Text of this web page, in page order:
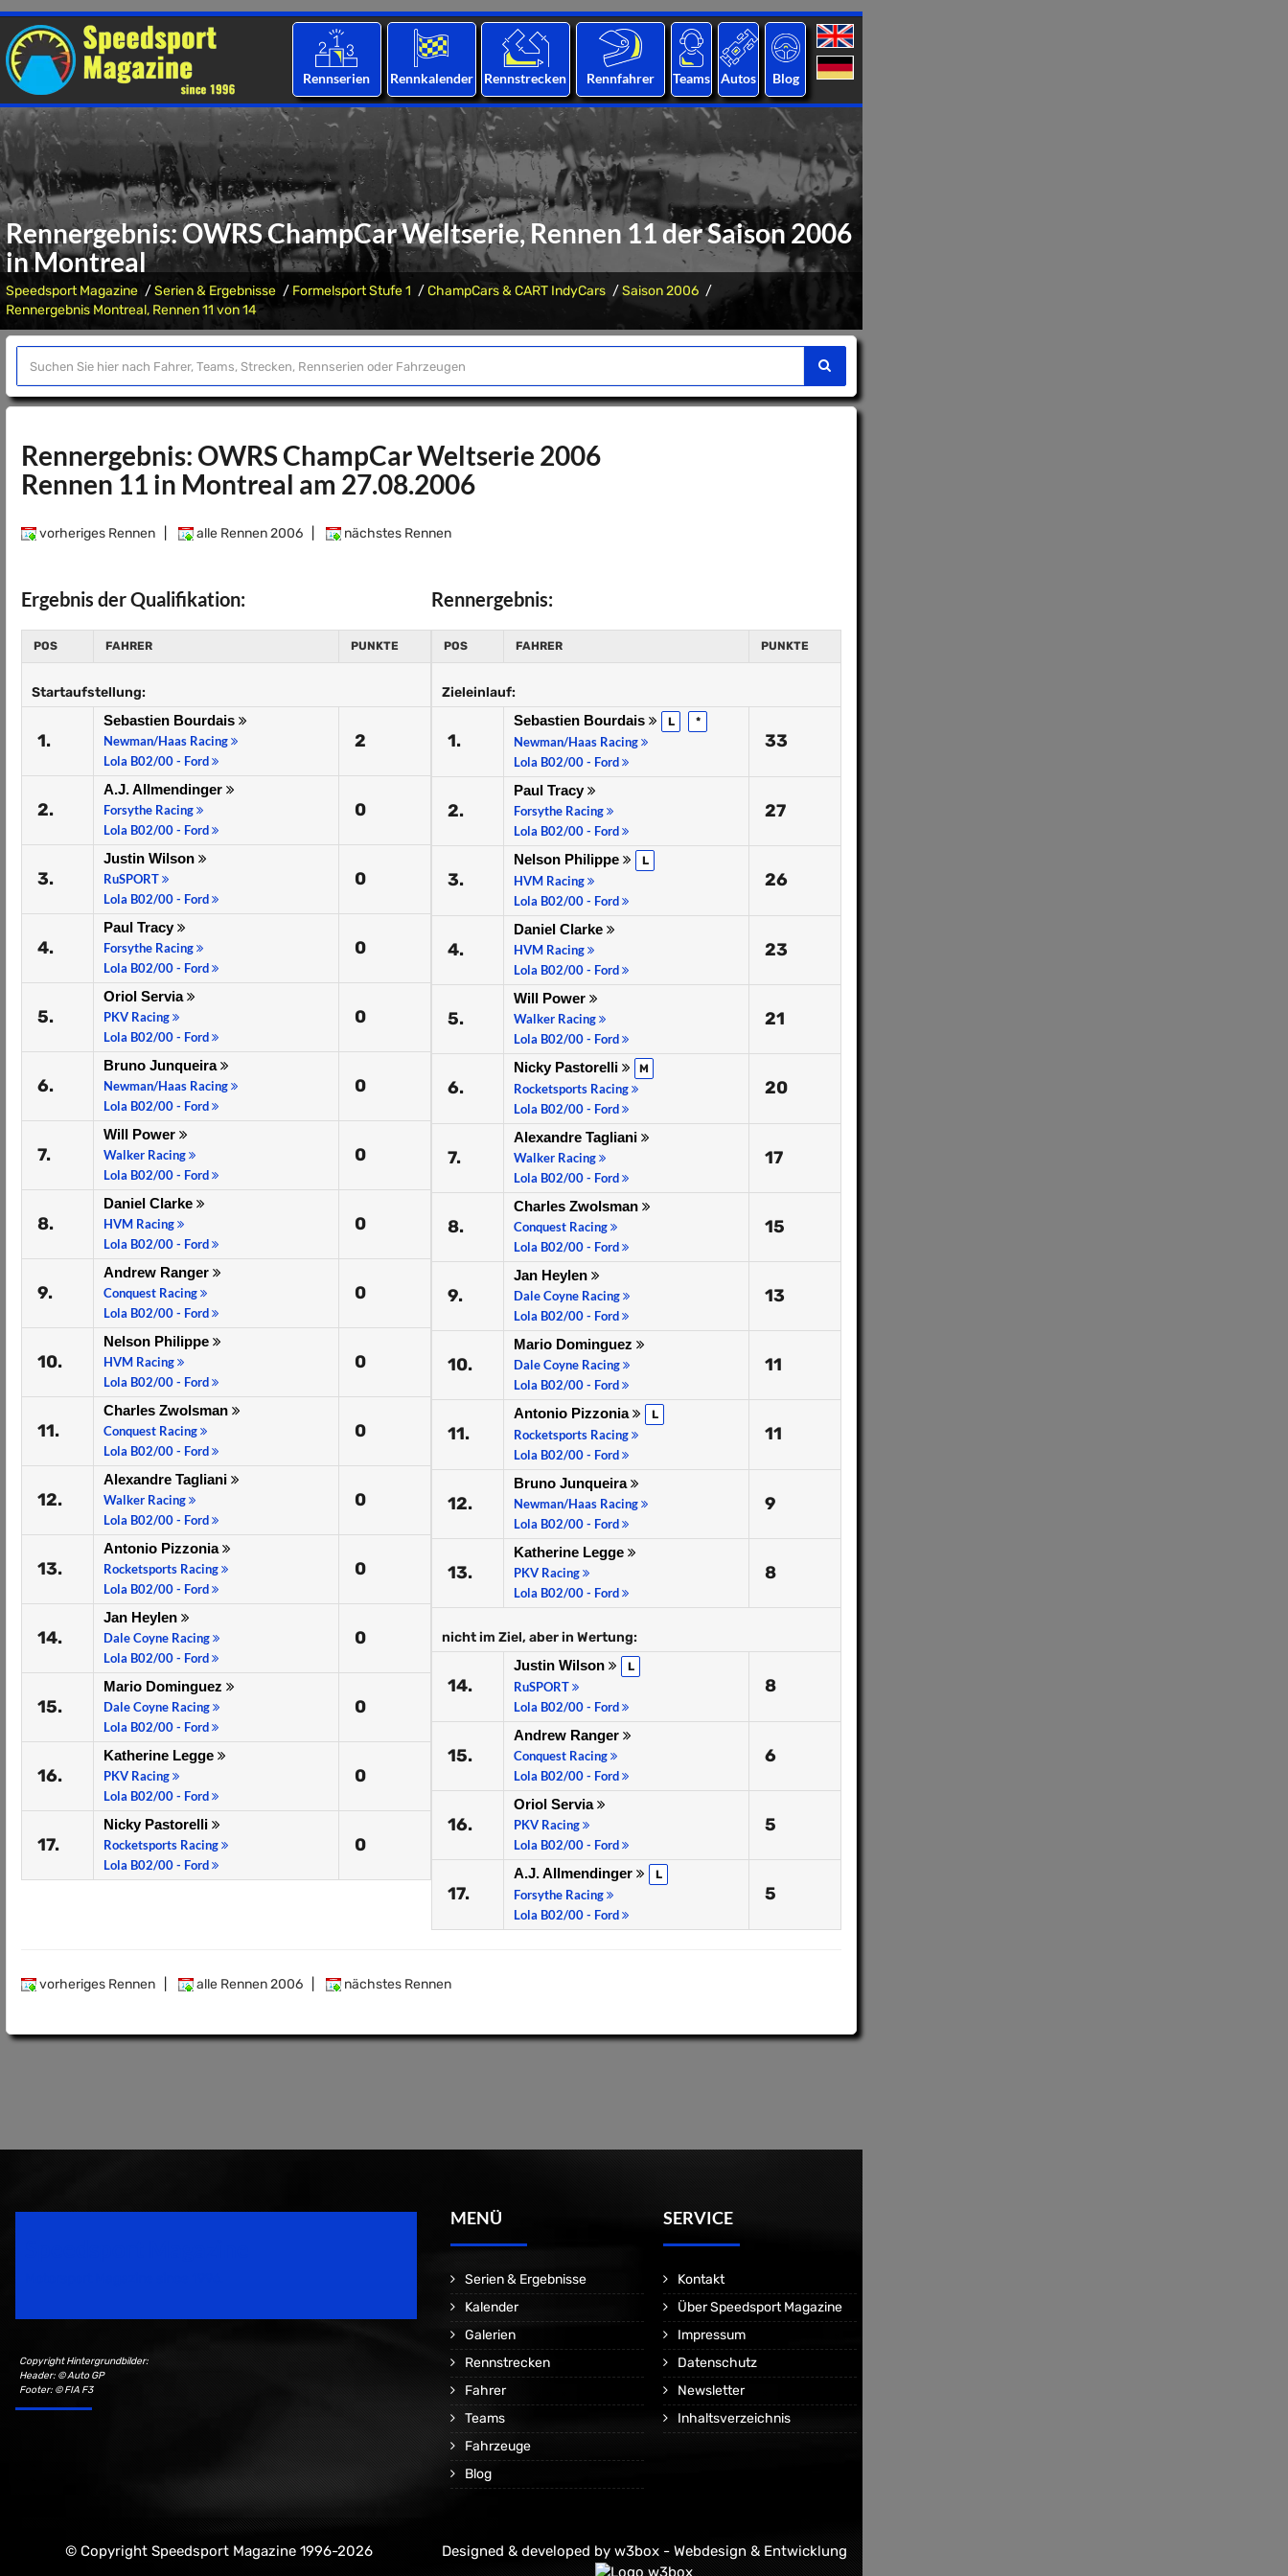
Rennserien Rennkalender Rennstrecken Rennfahrer Teams Autos Blog
Rennergebnis: OWRS ChampCar Weltserie, Rennen 11 der Saison 2006
in Montreal
Speedsport Magazine Serien & Ergebnisse Formelsport Stufe 1 ChampCars & CART IndyCars
Saison 2006
Rennergebnis Montreal, Rennen 11 von 14
Rennergebnis: OWRS ChampCar Weltserie 2006
Rennen 11 in Montreal am 27.08.2006
vorheriges Rennen alle Rennen 2006 nächstes Rennen
Ergebnis der Qualifikation:
POS FAHRER PUNKTE
Startaufstellung:
1.
Sebastien Bourdais
Newman/Haas Racing
Lola B02/00 - Ford
2
2.
A.J. Allmendinger
Forsythe Racing
Lola B02/00 - Ford
0
3.
Justin Wilson
RuSPORT
Lola B02/00 - Ford
0
4.
Paul Tracy
Forsythe Racing
Lola B02/00 - Ford
0
5.
Oriol Servia
PKV Racing
Lola B02/00 - Ford
0
6.
Bruno Junqueira
Newman/Haas Racing
Lola B02/00 - Ford
0
7.
Will Power
Walker Racing
Lola B02/00 - Ford
0
8.
Daniel Clarke
HVM Racing
Lola B02/00 - Ford
0
9.
Andrew Ranger
Conquest Racing
Lola B02/00 - Ford
0
10.
Nelson Philippe
HVM Racing
Lola B02/00 - Ford
0
11.
Charles Zwolsman
Conquest Racing
Lola B02/00 - Ford
0
12.
Alexandre Tagliani
Walker Racing
Lola B02/00 - Ford
0
13.
Antonio Pizzonia
Rocketsports Racing
Lola B02/00 - Ford
0
14.
Jan Heylen
Dale Coyne Racing
Lola B02/00 - Ford
0
15.
Mario Dominguez
Dale Coyne Racing
Lola B02/00 - Ford
0
16.
Katherine Legge
PKV Racing
Lola B02/00 - Ford
0
17.
Nicky Pastorelli
Rocketsports Racing
Lola B02/00 - Ford
0
Rennergebnis:
POS FAHRER PUNKTE
Zieleinlauf:
1.
Sebastien Bourdais L *
Newman/Haas Racing
Lola B02/00 - Ford
33
2.
Paul Tracy
Forsythe Racing
Lola B02/00 - Ford
27
3.
Nelson Philippe L
HVM Racing
Lola B02/00 - Ford
26
4.
Daniel Clarke
HVM Racing
Lola B02/00 - Ford
23
5.
Will Power
Walker Racing
Lola B02/00 - Ford
21
6.
Nicky Pastorelli M
Rocketsports Racing
Lola B02/00 - Ford
20
7.
Alexandre Tagliani
Walker Racing
Lola B02/00 - Ford
17
8.
Charles Zwolsman
Conquest Racing
Lola B02/00 - Ford
15
9.
Jan Heylen
Dale Coyne Racing
Lola B02/00 - Ford
13
10.
Mario Dominguez
Dale Coyne Racing
Lola B02/00 - Ford
11
11.
Antonio Pizzonia L
Rocketsports Racing
Lola B02/00 - Ford
11
12.
Bruno Junqueira
Newman/Haas Racing
Lola B02/00 - Ford
9
13.
Katherine Legge
PKV Racing
Lola B02/00 - Ford
8
nicht im Ziel, aber in Wertung:
14.
Justin Wilson L
RuSPORT
Lola B02/00 - Ford
8
15.
Andrew Ranger
Conquest Racing
Lola B02/00 - Ford
6
16.
Oriol Servia
PKV Racing
Lola B02/00 - Ford
5
17.
A.J. Allmendinger L
Forsythe Racing
Lola B02/00 - Ford
5
vorheriges Rennen alle Rennen 2006 nächstes Rennen
Copyright Hintergrundbilder:
Header: © Auto GP
Footer: © FIA F3
MENÜ
Serien & Ergebnisse
Kalender
Galerien
Rennstrecken
Fahrer
Teams
Fahrzeuge
Blog
SERVICE
Kontakt
Über Speedsport Magazine
Impressum
Datenschutz
Newsletter
Inhaltsverzeichnis
© Copyright Speedsport Magazine 1996-2026 Designed & developed by w3box - Webdesign & Entwicklung